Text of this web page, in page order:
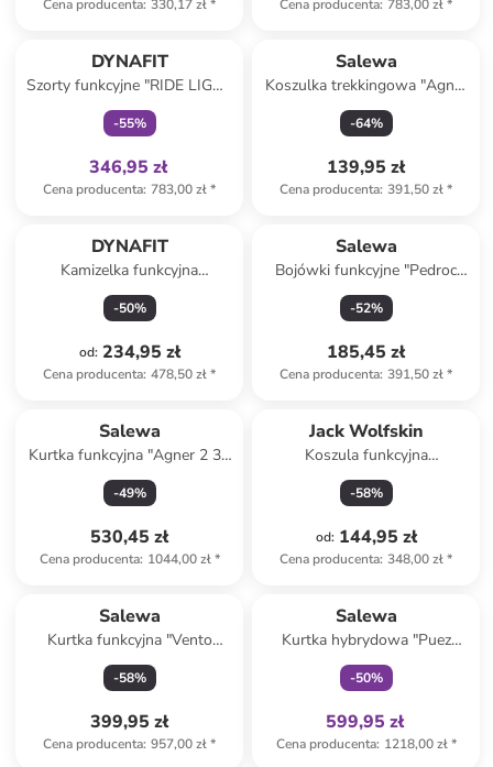
Cena producenta: 330,17 zł* Cena producenta: 783,00 zł*
DYNAFIT
Szorty funkcyjne "RIDE LIGHT
2IN1" w kolorze czarnym
-55%
346,95 zł
Cena producenta: 783,00 zł*
Salewa
Koszulka trekkingowa "Agner
Merino" w kolorze czerwonym
-64%
139,95 zł
Cena producenta: 391,50 zł*
DYNAFIT
Kamizelka funkcyjna
"TRAVERSE" w kolorze
koralowym
-50%
od: 234,95 zł
Cena producenta: 478,50 zł*
Salewa
Bojówki funkcyjne "Pedroc
Pro Durastretch" w kolorze
czerwonym
-52%
185,45 zł
Cena producenta: 391,50 zł*
Salewa
Kurtka funkcyjna "Agner 2 3L
Powertex" w kolorze
niebieskim
-49%
530,45 zł
Cena producenta: 1044,00 zł*
Jack Wolfskin
Koszula funkcyjna
"Wanderweg" w kolorze
pomarańczowym
-58%
od: 144,95 zł
Cena producenta: 348,00 zł*
Salewa
Kurtka funkcyjna "Vento
Powertex 2.5 Layers" w
kolorze czarno-jasnoróżowym
-58%
399,95 zł
Cena producenta: 957,00 zł*
Salewa
Kurtka hybrydowa "Puez
Powertex" w kolorze khaki
-50%
599,95 zł
Cena producenta: 1218,00 zł*